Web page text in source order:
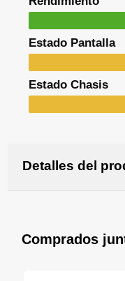
Estado Pantalla
Estado Chasis
Detalles del
Comprados